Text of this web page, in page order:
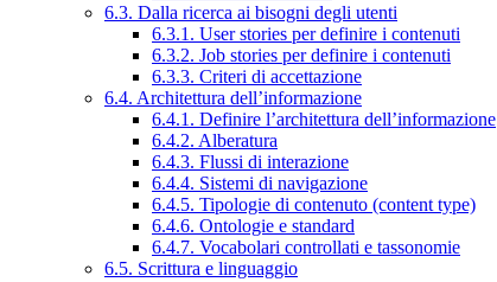
6.3. Dalla ricerca ai bisogni degli utenti
6.3.1. User stories per definire i contenuti
6.3.2. Job stories per definire i contenuti
6.3.3. Criteri di accettazione
6.4. Architettura dell’informazione
6.4.1. Definire l’architettura dell’informazione
6.4.2. Alberatura
6.4.3. Flussi di interazione
6.4.4. Sistemi di navigazione
6.4.5. Tipologie di contenuto (content type)
6.4.6. Ontologie e standard
6.4.7. Vocabolari controllati e tassonomie
6.5. Scrittura e linguaggio